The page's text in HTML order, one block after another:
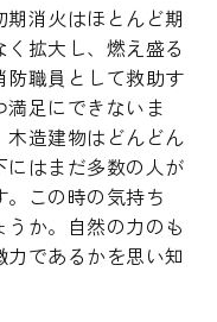
消火はほとんど期
拡大し、燃え盛る
職員として救助す
足にできないま
木造建物はどんどん
はまだ多数の人が
この時の気持ち
か。自然の力のも
であるかを思い知